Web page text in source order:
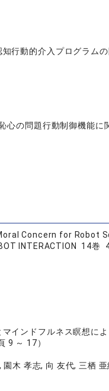
行動的介入プログラム
心の問題行動制御機能に
Concern for Robot
INTERACTION 14巻
インドフルネス瞑想に
9 ～ 17）
木 孝志, 向 友代, 三栖